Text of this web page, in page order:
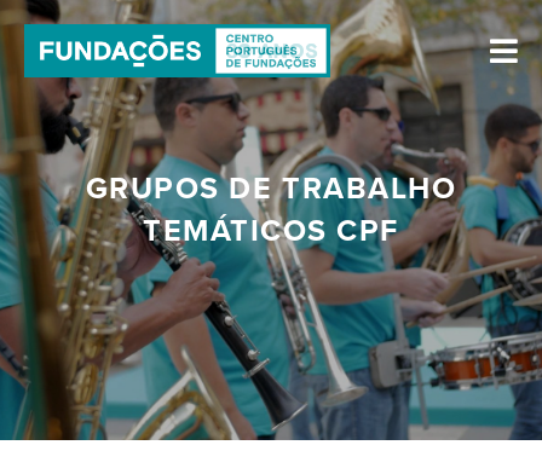
GRUPOS DE TRABALHO
TEMÁTICOS CPF